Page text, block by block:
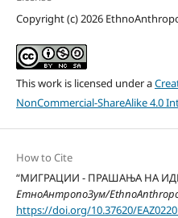
Copyright (c) 2026
This work is licensed under a
NonCommercial-ShareAlike 4.0
How to Cite
“МИГРАЦИИ - ПРАШАЊА НА
ЕтноАнтропоЗум/
https://doi.org/10.37620/